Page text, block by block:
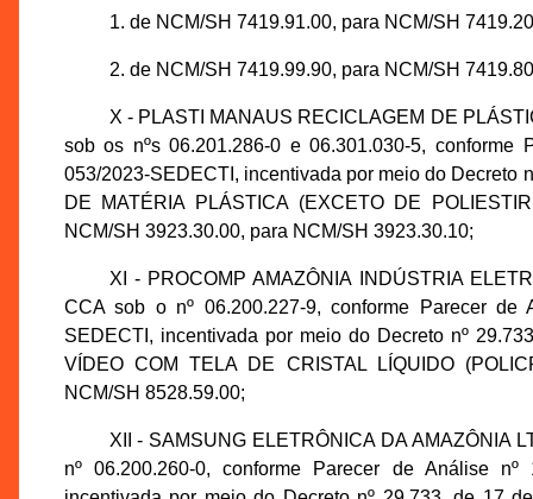
1. de NCM/SH 7419.91.00, para NCM/SH
2. de NCM/SH 7419.99.90, para NCM/SH
X - PLASTI MANAUS RECICLAGEM DE
sob os nºs 06.201.286-0 e 06.301.030-5, conforme
053/2023-SEDECTI, incentivada por meio do Decreto
DE MATÉRIA PLÁSTICA (EXCETO DE
NCM/SH 3923.30.00, para NCM/SH 3923.30.10;
XI - PROCOMP AMAZÔNIA INDÚSTRIA
CCA sob o nº 06.200.227-9, conforme Parecer de
SEDECTI, incentivada por meio do Decreto nº
VÍDEO COM TELA DE CRISTAL LÍQUIDO
NCM/SH 8528.59.00;
XII - SAMSUNG ELETRÔNICA DA AMAZÔNIA
nº 06.200.260-0, conforme Parecer de Análise nº